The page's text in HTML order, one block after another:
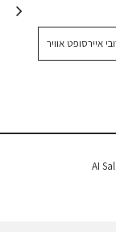
איירסופט אוויר
AI